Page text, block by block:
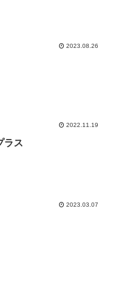
2023.08.26
2022.11.19
ラス
2023.03.07